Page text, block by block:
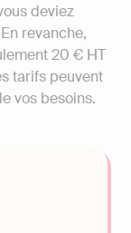
deviez
revanche,
20 € HT
tarifs peuvent
vos besoins.